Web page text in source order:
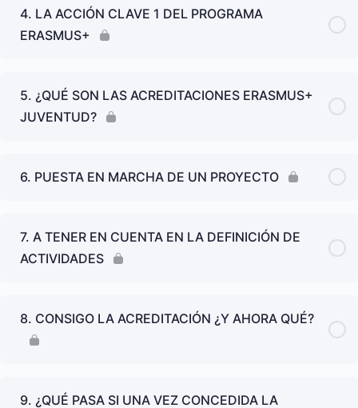
4. LA ACCIÓN CLAVE 1 DEL PROGRAMA
ERASMUS+
5. ¿QUÉ SON LAS ACREDITACIONES ERASMUS+
JUVENTUD?
6. PUESTA EN MARCHA DE UN PROYECTO
7. A TENER EN CUENTA EN LA DEFINICIÓN DE
ACTIVIDADES
8. CONSIGO LA ACREDITACIÓN ¿Y AHORA QUÉ?
9. ¿QUÉ PASA SI UNA VEZ CONCEDIDA LA